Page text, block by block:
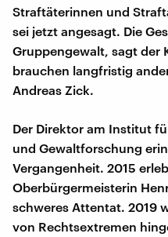
Straftäterinnen und
sei jetzt angesagt. Die
Gruppengewalt, sagt der
brauchen langfristig
Andreas Zick.
Der Direktor am Institut
und Gewaltforschung
Vergangenheit. 2015
Oberbürgermeisterin
schweres Attentat. 2019
von Rechtsextremen